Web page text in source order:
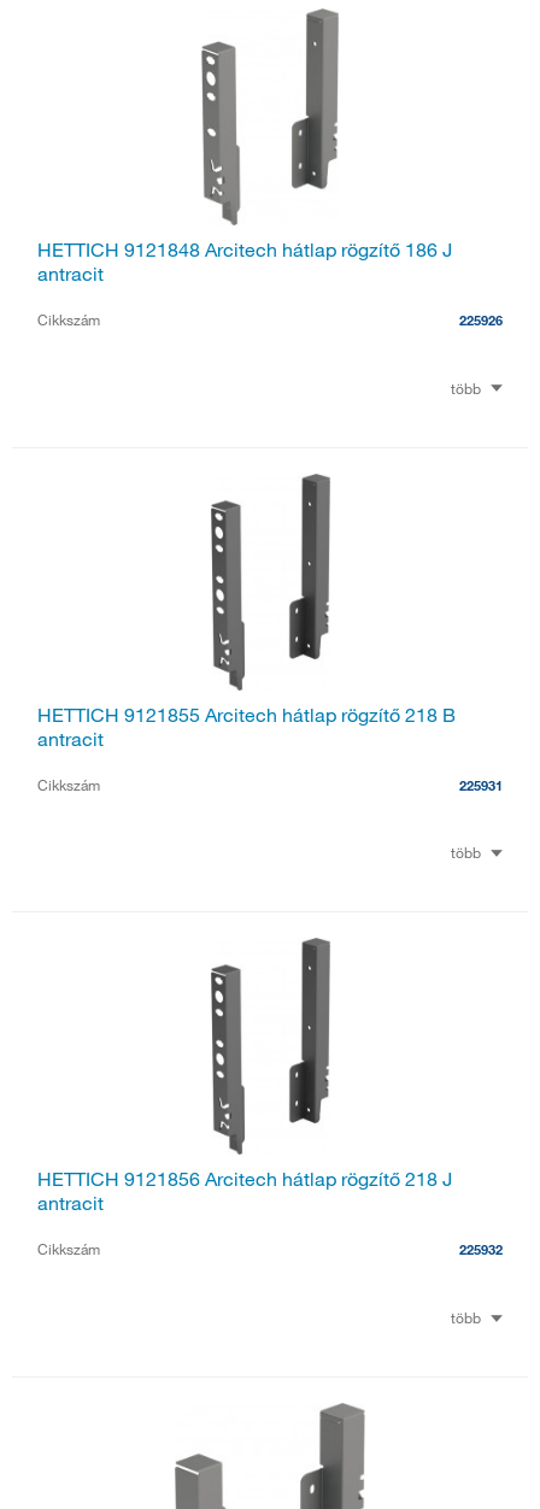
HETTICH 9121848 Arcitech hátlap rögzítő 186 J
antracit
Cikkszám 225926
több
HETTICH 9121855 Arcitech hátlap rögzítő 218 B
antracit
Cikkszám 225931
több
HETTICH 9121856 Arcitech hátlap rögzítő 218 J
antracit
Cikkszám 225932
több